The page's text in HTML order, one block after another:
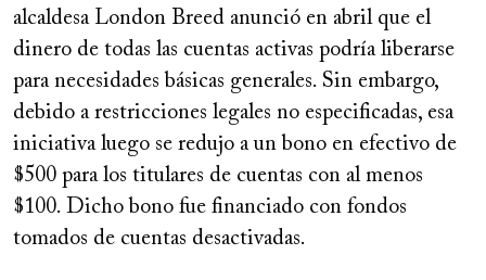
alcaldesa London Breed anunció en abril que el
dinero de todas las cuentas activas podría liberarse
para necesidades básicas generales. Sin embargo,
debido a restricciones legales no especificadas, esa
iniciativa luego se redujo a un bono en efectivo de
$500 para los titulares de cuentas con al menos
$100. Dicho bono fue financiado con fondos
tomados de cuentas desactivadas.